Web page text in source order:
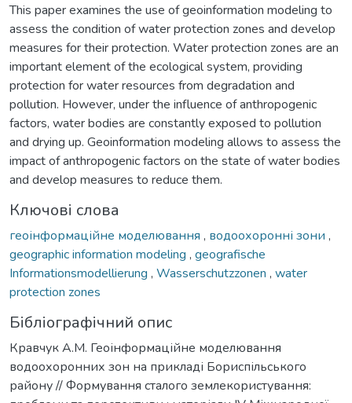
This paper examines the use of geoinformation modeling to
assess the condition of water protection zones and develop
measures for their protection. Water protection zones are an
important element of the ecological system, providing
protection for water resources from degradation and
pollution. However, under the influence of anthropogenic
factors, water bodies are constantly exposed to pollution
and drying up. Geoinformation modeling allows to assess the
impact of anthropogenic factors on the state of water bodies
and develop measures to reduce them.
Ключові слова
геоінформаційне моделювання , водоохоронні зони ,
geographic information modeling , geografische
Informationsmodellierung , Wasserschutzzonen , water
protection zones
Бібліографічний опис
Кравчук А.М. Геоінформаційне моделювання
водоохоронних зон на прикладі Бориспільського
району // Формування сталого землекористування: